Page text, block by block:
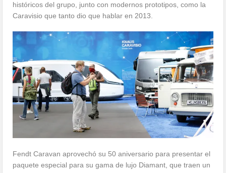
históricos del grupo, junto con modernos prototipos, como la
Caravisio que tanto dio que hablar en 2013.
Fendt Caravan aprovechó su 50 aniversario para presentar el
paquete especial para su gama de lujo Diamant, que traen un